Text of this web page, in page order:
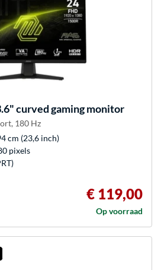
curved gaming monitor
180 Hz
cm (23,6 inch)
pixels
€ 119,00
Op voorraad